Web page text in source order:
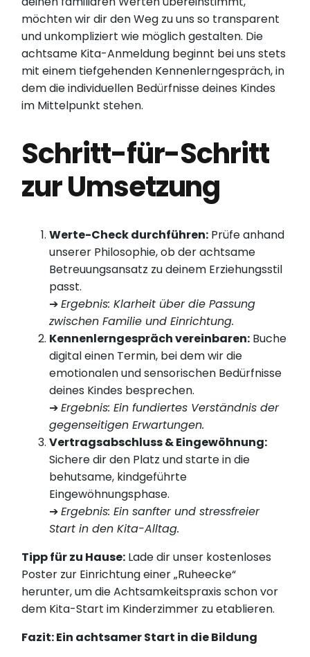
möchten wir dir den Weg zu uns so transparent
und unkompliziert wie möglich gestalten. Die
achtsame Kita-Anmeldung beginnt bei uns stets
mit einem tiefgehenden Kennenlerngespräch, in
dem die individuellen Bedürfnisse deines Kindes
im Mittelpunkt stehen.
Schritt-für-Schritt
zur Umsetzung
Werte-Check durchführen: Prüfe anhand
unserer Philosophie, ob der achtsame
Betreuungsansatz zu deinem Erziehungsstil
passt.
➔Ergebnis: Klarheit über die Passung
zwischen Familie und Einrichtung.
Kennenlerngespräch vereinbaren: Buche
digital einen Termin, bei dem wir die
emotionalen und sensorischen Bedürfnisse
deines Kindes besprechen.
➔Ergebnis: Ein fundiertes Verständnis der
gegenseitigen Erwartungen.
Vertragsabschluss & Eingewöhnung:
Sichere dir den Platz und starte in die
behutsame, kindgeführte
Eingewöhnungsphase.
➔Ergebnis: Ein sanfter und stressfreier
Start in den Kita-Alltag.
Tipp für zu Hause: Lade dir unser kostenloses
Poster zur Einrichtung einer „Ruheecke“
herunter, um die Achtsamkeitspraxis schon vor
dem Kita-Start im Kinderzimmer zu etablieren.
Fazit: Ein achtsamer Start in die Bildung